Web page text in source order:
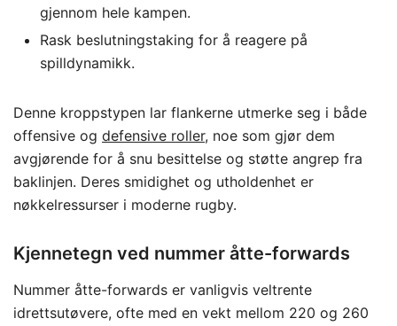
gjennom hele kampen.
Rask beslutningstaking for å reagere på
spilldynamikk.
Denne kroppstypen lar flankerne utmerke seg i både
offensive og defensive roller, noe som gjør dem
avgjørende for å snu besittelse og støtte angrep fra
baklinjen. Deres smidighet og utholdenhet er
nøkkelressurser i moderne rugby.
Kjennetegn ved nummer åtte-forwards
Nummer åtte-forwards er vanligvis veltrente
idrettsutøvere, ofte med en vekt mellom 220 og 260